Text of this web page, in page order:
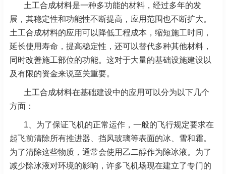
土工合成材料是一种多功能的材料，经过多年的发
展，其稳定性和功能性不断提高，应用范围也不断扩大。
土工合成材料的应用可以降低工程成本，缩短施工时间，
延长使用寿命，提高稳定性，还可以替代多种其他材料，
同时改善施工部位的功能。这对于大量的基础设施建设以
及有限的资金来说至关重要。
土工合成材料在基础建设中的应用可以分为以下几个
方面：
1、为了保证飞机的正常运作，一般的飞行规定要求在
起飞前清除所有推进器、挡风玻璃等表面的冰、雪和霜。
为了清除这些物质，通常会使用乙二醇作为除冰液。为了
减少除冰液对环境的影响，许多飞机场现在建立了专门的